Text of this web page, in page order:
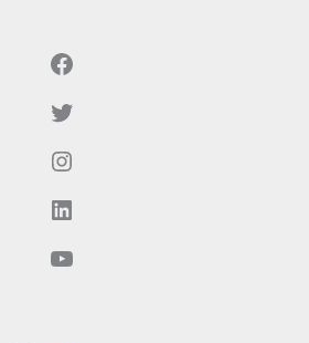
Facebook
Twitter
Instagram
LinkedIn
YouTube